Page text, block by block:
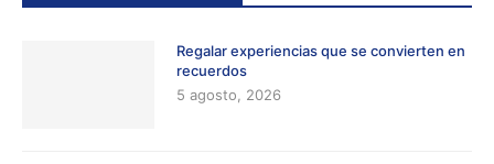
Regalar experiencias que se convierten en
recuerdos
5 agosto, 2026